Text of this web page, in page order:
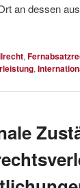
an dessen
,
,